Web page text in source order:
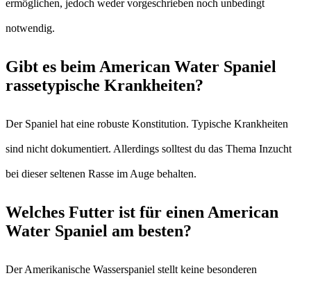
ermöglichen, jedoch weder vorgeschrieben noch unbedingt
notwendig.
Gibt es beim American Water Spaniel
rassetypische Krankheiten?
Der Spaniel hat eine robuste Konstitution. Typische Krankheiten
sind nicht dokumentiert. Allerdings solltest du das Thema Inzucht
bei dieser seltenen Rasse im Auge behalten.
Welches Futter ist für einen American
Water Spaniel am besten?
Der Amerikanische Wasserspaniel stellt keine besonderen